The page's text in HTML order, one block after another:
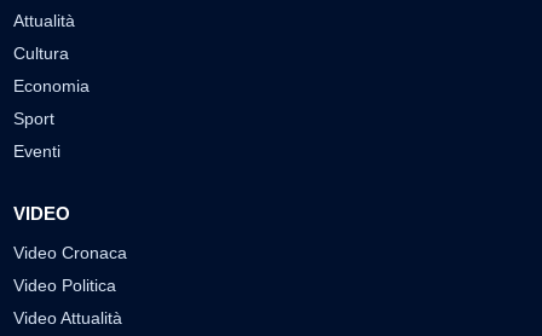
Attualità
Cultura
Economia
Sport
Eventi
VIDEO
Video Cronaca
Video Politica
Video Attualità